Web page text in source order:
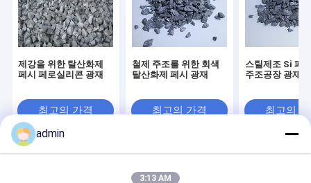
제강을 위한 탈산화제
페시 페로실리콘 광재
최고의 가격
철제 주조를 위한 회색
탈산화제 페시 광재
최고의 가격
스틸제조 Si 페
주조공장 광재
최고의
사이트맵
Privacy Policy
admin
3:13 AM